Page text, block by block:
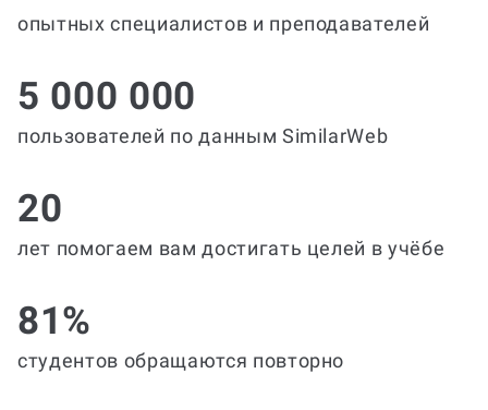
опытных специалистов и преподавателей
5 000 000
пользователей по данным SimilarWeb
20
лет помогаем вам достигать целей в учёбе
81%
студентов обращаются повторно